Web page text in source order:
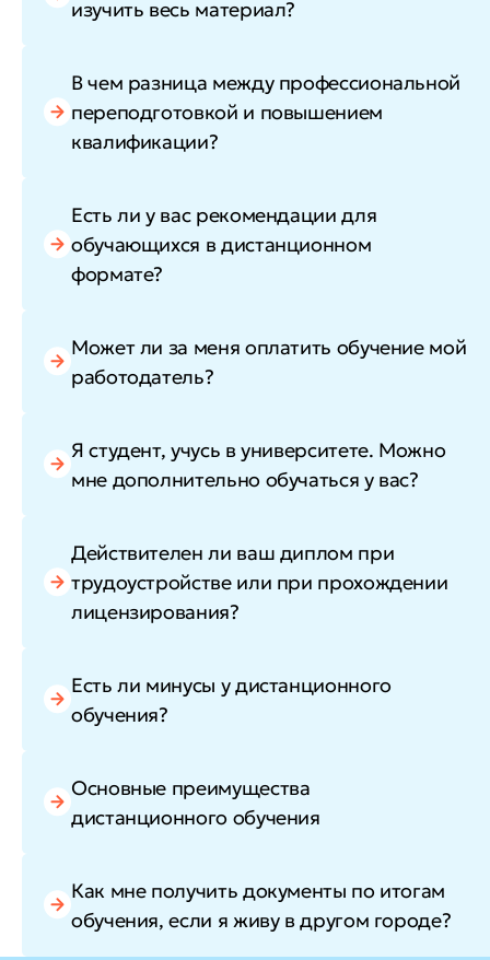
изучить весь материал?
В чем разница между профессиональной
переподготовкой и повышением
квалификации?
Есть ли у вас рекомендации для
обучающихся в дистанционном
формате?
Может ли за меня оплатить обучение мой
работодатель?
Я студент, учусь в университете. Можно
мне дополнительно обучаться у вас?
Действителен ли ваш диплом при
трудоустройстве или при прохождении
лицензирования?
Есть ли минусы у дистанционного
обучения?
Основные преимущества
дистанционного обучения
Как мне получить документы по итогам
обучения, если я живу в другом городе?